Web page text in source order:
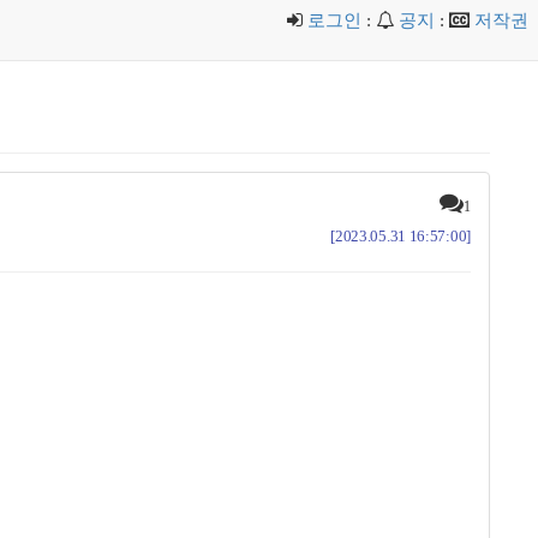
로그인 : 공지 : 저작권
1
[2023.05.31 16:57:00]